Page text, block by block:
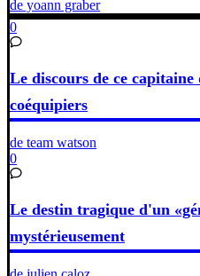
de yoann graber
0
Le discours de ce
coéquipiers
de team watson
0
Le destin tragique d'un
mystérieusement